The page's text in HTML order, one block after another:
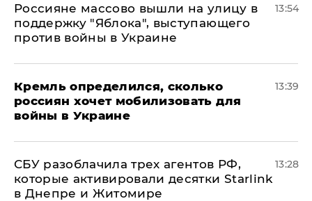
Россияне массово вышли на улицу в
поддержку "Яблока", выступающего
против войны в Украине
13:54
Кремль определился, сколько
россиян хочет мобилизовать для
войны в Украине
13:39
СБУ разоблачила трех агентов РФ,
которые активировали десятки Starlink
в Днепре и Житомире
13:28